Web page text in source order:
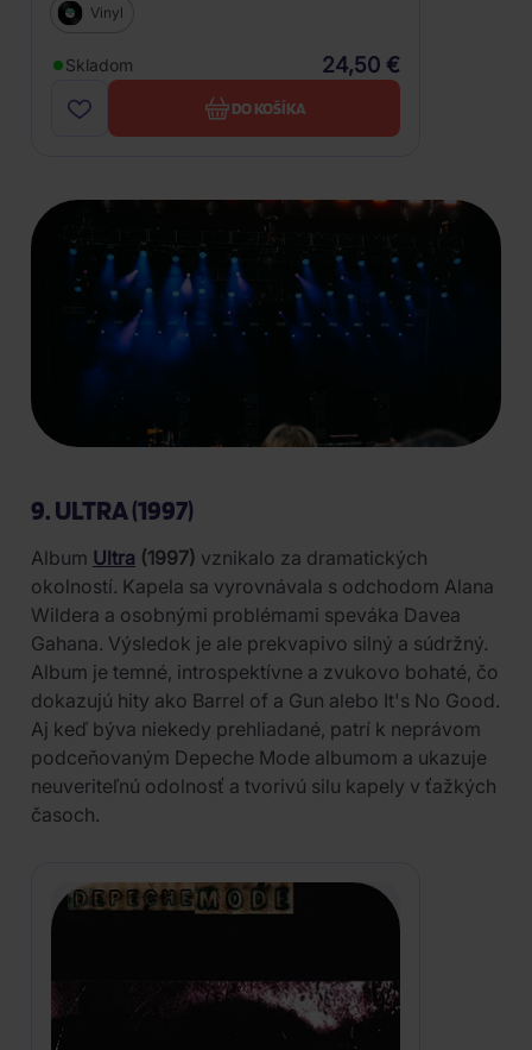
Vinyl
Skladom 24,50 €
DO KOŠÍKA
9. ULTRA (1997)
Album Ultra (1997) vznikalo za dramatických
okolností. Kapela sa vyrovnávala s odchodom Alana
Wildera a osobnými problémami speváka Davea
Gahana. Výsledok je ale prekvapivo silný a súdržný.
Album je temné, introspektívne a zvukovo bohaté, čo
dokazujú hity ako Barrel of a Gun alebo It's No Good.
Aj keď býva niekedy prehliadané, patrí k neprávom
podceňovaným Depeche Mode albumom a ukazuje
neuveriteľnú odolnosť a tvorivú silu kapely v ťažkých
časoch.